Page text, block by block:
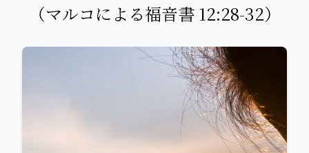
（マルコによる福音書 12:28-32）